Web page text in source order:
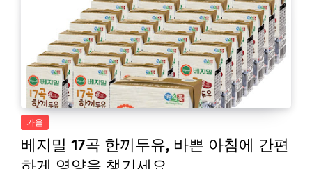
가을
베지밀 17곡 한끼두유, 바쁜 아침에 간편